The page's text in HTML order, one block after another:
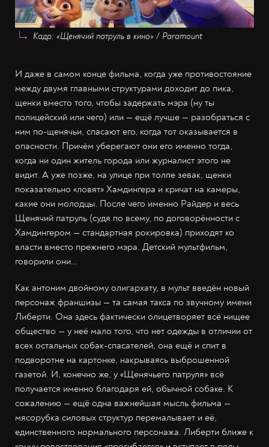
Кадр: «Щенячий патруль в кино» / Paramount
И даже в самом конце фильма, когда уже противостояние
между двумя главными структурами доходит до пика,
щенки вместо того, чтобы задержать мэра (ну ты
полицейский или чего) или — ещё лучше — разобраться с
ним по-щенячьи, спасают его, когда тот оказывается в
опасности. Причём уберегают они его именно тогда,
когда ни один житель города или журналист этого не
видит. А уже позже, на улице при толпе зевак, щенки
показательно «ловят» Хамдингера и кричат на камеры,
какие они молодцы. После чего именно Райдер и весь
Щенячий патруль (судя по всему, по договорённости с
Хамдингером — стандартная рокировка) приходят ко
власти вместо прежнего мэра. Детский мультфильм,
говорили они...
Как антоним двойному олигархату, в мульт введён новый
персонаж франшизы — та самая такса по звучному имени
Либерти. Она здесь фактически олицетворяет всё нищее
общество — у неё мало того, что нет одежды в отличии от
всех остальных собак-спасателей, она ещё и спит в
подворотне на картонке, накрываясь выброшенной
газетой. И, конечно же, у «Щенячьего патруля» всё
получается именно благодаря ей, обычной собаке. К
сожалению — ещё одна важнейшая мысль фильма —
мясорубка силовых структур перемалывает и её,
единственного нормального персонажа. Либерти ближе к